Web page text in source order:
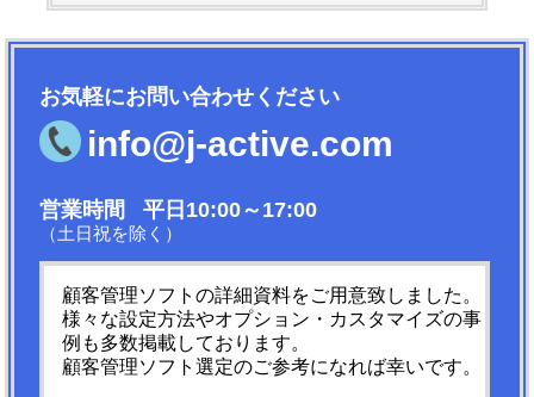
お気軽にお問い合わせください
info@j-active.com
営業時間 平日10:00～17:00
（土日祝を除く）
顧客管理ソフトの詳細資料をご用意致しました。
様々な設定方法やオプション・カスタマイズの事
例も多数掲載しております。
顧客管理ソフト選定のご参考になれば幸いです。